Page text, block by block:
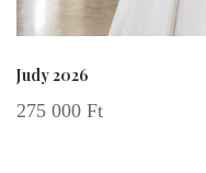
Judy 2026
275 000 Ft